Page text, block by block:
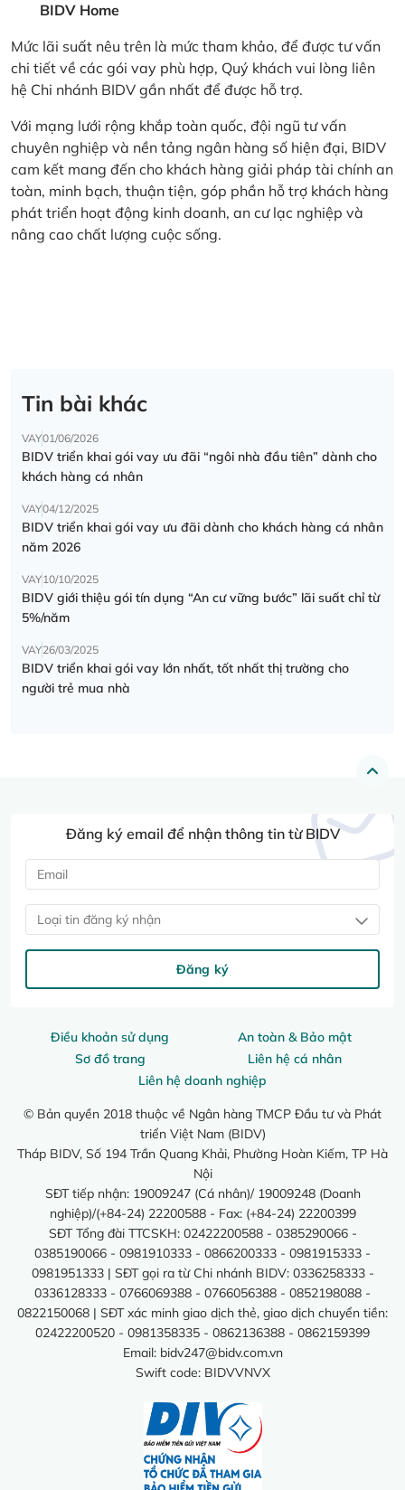
BIDV Home
Mức lãi suất nêu trên là mức tham khảo, để được tư vấn
chi tiết về các gói vay phù hợp, Quý khách vui lòng liên
hệ Chi nhánh BIDV gần nhất để được hỗ trợ.
Với mạng lưới rộng khắp toàn quốc, đội ngũ tư vấn
chuyên nghiệp và nền tảng ngân hàng số hiện đại, BIDV
cam kết mang đến cho khách hàng giải pháp tài chính an
toàn, minh bạch, thuận tiện, góp phần hỗ trợ khách hàng
phát triển hoạt động kinh doanh, an cư lạc nghiệp và
nâng cao chất lượng cuộc sống.
Tin bài khác
VAY01/06/2026
BIDV triển khai gói vay ưu đãi “ngôi nhà đầu tiên” dành cho
khách hàng cá nhân
VAY04/12/2025
BIDV triển khai gói vay ưu đãi dành cho khách hàng cá nhân
năm 2026
VAY10/10/2025
BIDV giới thiệu gói tín dụng “An cư vững bước” lãi suất chỉ từ
5%/năm
VAY26/03/2025
BIDV triển khai gói vay lớn nhất, tốt nhất thị trường cho
người trẻ mua nhà
Điều khoản sử dụng
An toàn & Bảo mật
Sơ đồ trang
Liên hệ cá nhân
Liên hệ doanh nghiệp
© Bản quyền 2018 thuộc về Ngân hàng TMCP Đầu tư và Phát
triển Việt Nam (BIDV)
Tháp BIDV, Số 194 Trần Quang Khải, Phường Hoàn Kiếm, TP Hà
Nội
SĐT tiếp nhận: 19009247 (Cá nhân)/ 19009248 (Doanh
nghiệp)/(+84-24) 22200588 - Fax: (+84-24) 22200399
SĐT Tổng đài TTCSKH: 02422200588 - 0385290066 -
0385190066 - 0981910333 - 0866200333 - 0981915333 -
0981951333 | SĐT gọi ra từ Chi nhánh BIDV: 0336258333 -
0336128333 - 0766069388 - 0766056388 - 0852198088 -
0822150068 | SĐT xác minh giao dịch thẻ, giao dịch chuyển tiền:
02422200520 - 0981358335 - 0862136388 - 0862159399
Email: bidv247@bidv.com.vn
Swift code: BIDVVNVX
Đăng ký email để nhận thông tin từ BIDV
Loại tin đăng ký nhận
Đăng ký